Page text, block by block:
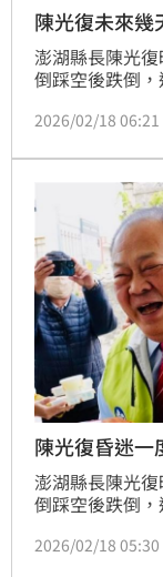
陳光復未來幾
澎湖縣長陳光
倒踩空後跌倒
總。家屬17日
會努力度過這
2026/02/18 06:21
陳光復昏迷一
澎湖縣長陳光
倒踩空後跌倒
總。三總澎湖分
2026/02/18 05:30